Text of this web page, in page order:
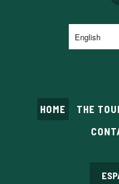
HOME THE